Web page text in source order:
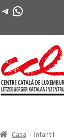
Telegrama
WhatsApp
Saltar
a
saltar
al
Casa Infantil